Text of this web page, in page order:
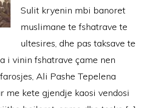
Sulit kryenin mbi banoret
muslimane te fshatrave te
ultesires, dhe pas taksave te
i vinin fshatrave çame nen
Ali Pashe Tepelena
me kete gjendje kaosi vendosi